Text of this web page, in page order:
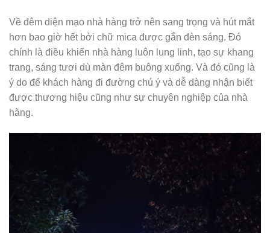
Về đêm diện mạo nhà hàng trở nên sang trọng và hút mắt
hơn bao giờ hết bởi chữ mica được gắn đèn sáng. Đó
chính là điều khiến nhà hàng luôn lung linh, tạo sự khang
trang, sáng tươi dù màn đêm buông xuống. Và đó cũng là
ý do để khách hàng đi đường chú ý và dễ dàng nhận biết
được thương hiệu cũng như sự chuyên nghiệp của nhà
hàng.